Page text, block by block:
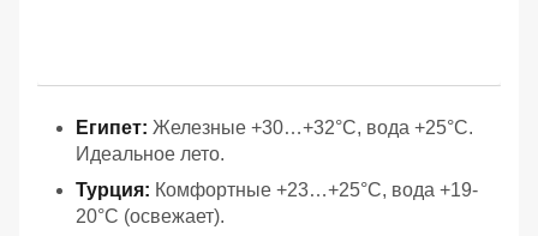
Египет: Железные +30…+32°C, вода +25°C.
Идеальное лето.
Турция: Комфортные +23…+25°C, вода +19-
20°C (освежает).